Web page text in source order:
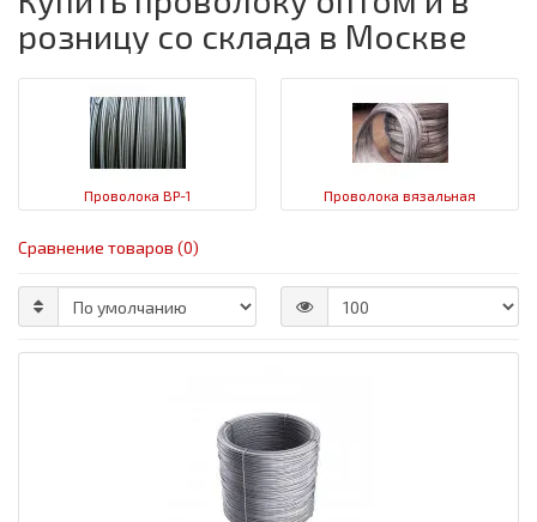
розницу со склада в Москве
Проволока ВР-1 Проволока вязальная
Сравнение товаров (0)